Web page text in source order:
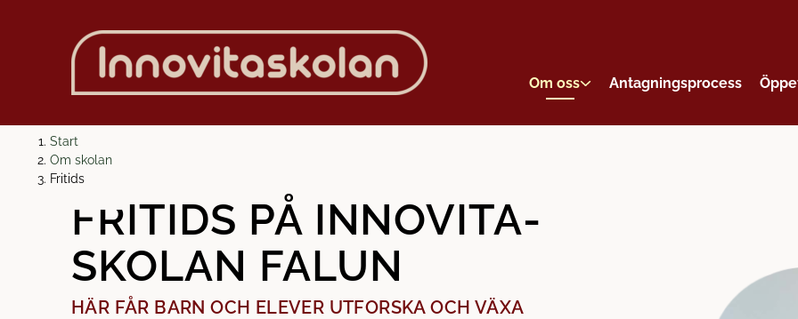
Om oss Antagningsprocess
Start
Om skolan
Fritids
FRITIDS PÅ INNOVITA­
SKOLAN FALUN
HÄR FÅR BARN OCH ELEVER UTFORSKA OCH VÄXA